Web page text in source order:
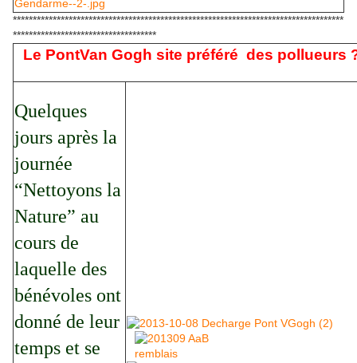
***********************************************************************************
************************************
Le PontVan Gogh site préféré des pollueurs
Quelques
jours après la
journée
“Nettoyons la
Nature” au
cours de
laquelle des
bénévoles ont
donné de leur
temps et se